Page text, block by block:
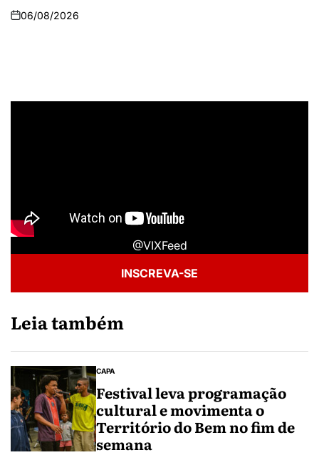
06/08/2026
@VIXFeed
INSCREVA-SE
Leia também
CAPA
Festival leva programação
cultural e movimenta o
Território do Bem no fim de
semana